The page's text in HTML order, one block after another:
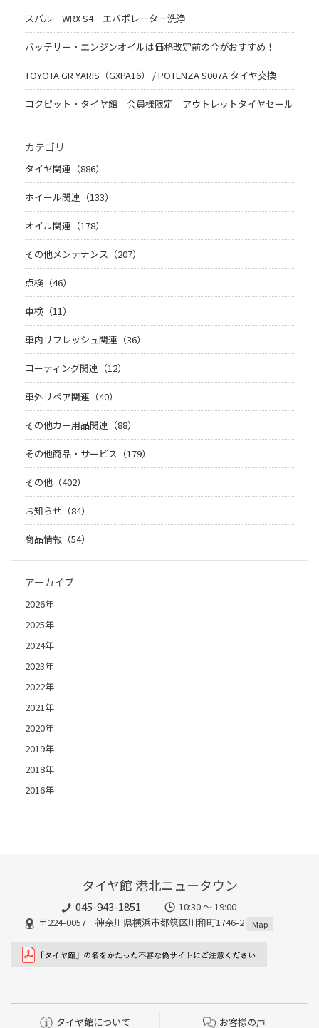
スバル WRX S4 エバポレーター洗浄
バッテリー・エンジンオイルは価格改定前の今がおすすめ！
TOYOTA GR YARIS（GXPA16） / POTENZA S007A タイヤ交換
コクピット・タイヤ館 会員様限定 アウトレットタイヤセール
カテゴリ
タイヤ関連（886）
ホイール関連（133）
オイル関連（178）
その他メンテナンス（207）
点検（46）
車検（11）
車内リフレッシュ関連（36）
コーティング関連（12）
車外リペア関連（40）
その他カー用品関連（88）
その他商品・サービス（179）
その他（402）
お知らせ（84）
商品情報（54）
アーカイブ
2026年
2025年
2024年
2023年
2022年
2021年
2020年
2019年
2018年
2016年
タイヤ館 港北ニュータウン
045-943-1851
10:30 ～ 19:00
〒224-0057 神奈川県横浜市都筑区川和町1746-2
Map
タイヤ館について お客様の声